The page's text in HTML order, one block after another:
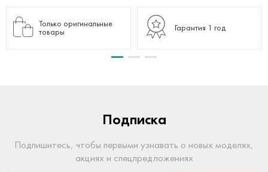
Только оригинальные
товары
Гарантия 1 год
Подписка
Подпишитесь, чтобы первыми узнавать о новых моделях,
акциях и спецпредложениях